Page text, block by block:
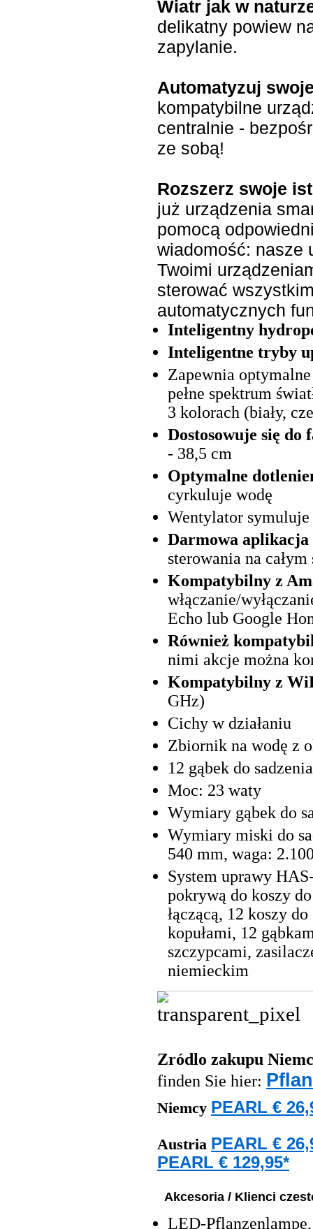
Wiatr jak w
delikatny powiew
zapylanie.
Automatyzuj
kompatybilne
centralnie -
ze sobą!
Rozszerz swoje
już urządzenia
pomocą
wiadomość: nasze
Twoimi
sterować
automatycznych
Inteligentny
Inteligentne tryby
Zapewnia
pełne spektrum
3 kolorach (biały,
Dostosowuje się do
- 38,5 cm
Optymalne
cyrkuluje wodę
Wentylator
Darmowa
sterowania na
Kompatybilny z
włączanie/
Echo lub Google
Również
nimi akcje można
Kompatybilny z
GHz)
Cichy w działaniu
Zbiornik na wodę z
12 gąbek do
Moc: 23 waty
Wymiary gąbek do
Wymiary miski do
540 mm, waga:
System uprawy
pokrywą do koszy
łączącą, 12 koszy
kopułami, 12
szczypcami,
niemieckim
Zródlo zakupu
finden Sie hier:
Niemcy PEARL €
Austria PEARL €
PEARL € 129,95*
Akcesoria / Klienci
LED-